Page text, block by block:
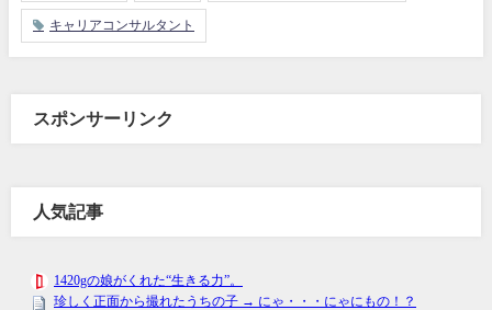
キャリアコンサルタント
スポンサーリンク
人気記事